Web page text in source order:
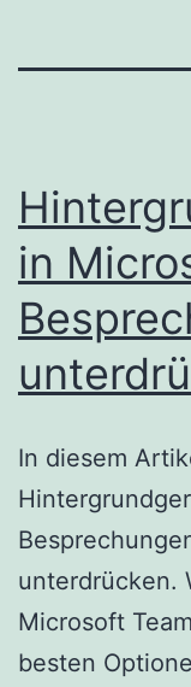
in
In diesem
unterdrücken.
Microsoft
besten